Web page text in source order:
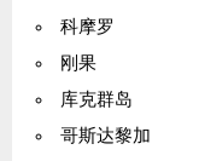
科摩罗
刚果
库克群岛
哥斯达黎加